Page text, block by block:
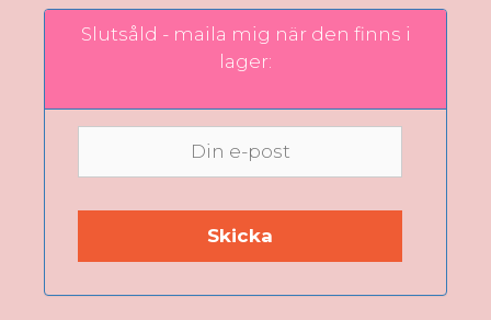
Slutsåld - maila mig när den finns i
lager: